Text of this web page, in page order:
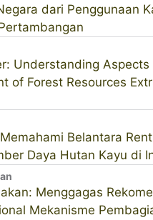
dari Penggunaan
Understanding Aspects
of Forest Resources
Belantara
Daya Hutan Kayu di
Menggagas
Mekanisme